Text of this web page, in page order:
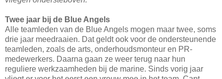
Twee jaar bij de Blue Angels
Alle teamleden van de Blue Angels mogen maar twee, soms
drie jaar meedraaien. Dat geldt ook voor de ondersteunende
teamleden, zoals de arts, onderhoudsmonteur en PR-
medewerkers. Daarna gaan ze weer terug naar hun
reguliere werkzaamheden bij de marine. Sinds vorig jaar